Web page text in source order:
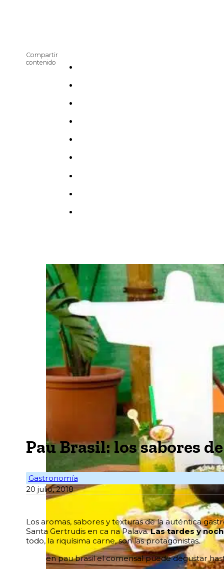
Compartir
contenido
Pau Brasil: los sabores
Gastronomía
20 julio, 2018
Los aromas, sabores y texturas de la auténtica
Santa Gertrudis en ca na Palava.Las tardes y
todo, la riquísima carne, son las protagonistas.
en pau brasil el comensal puede degustar